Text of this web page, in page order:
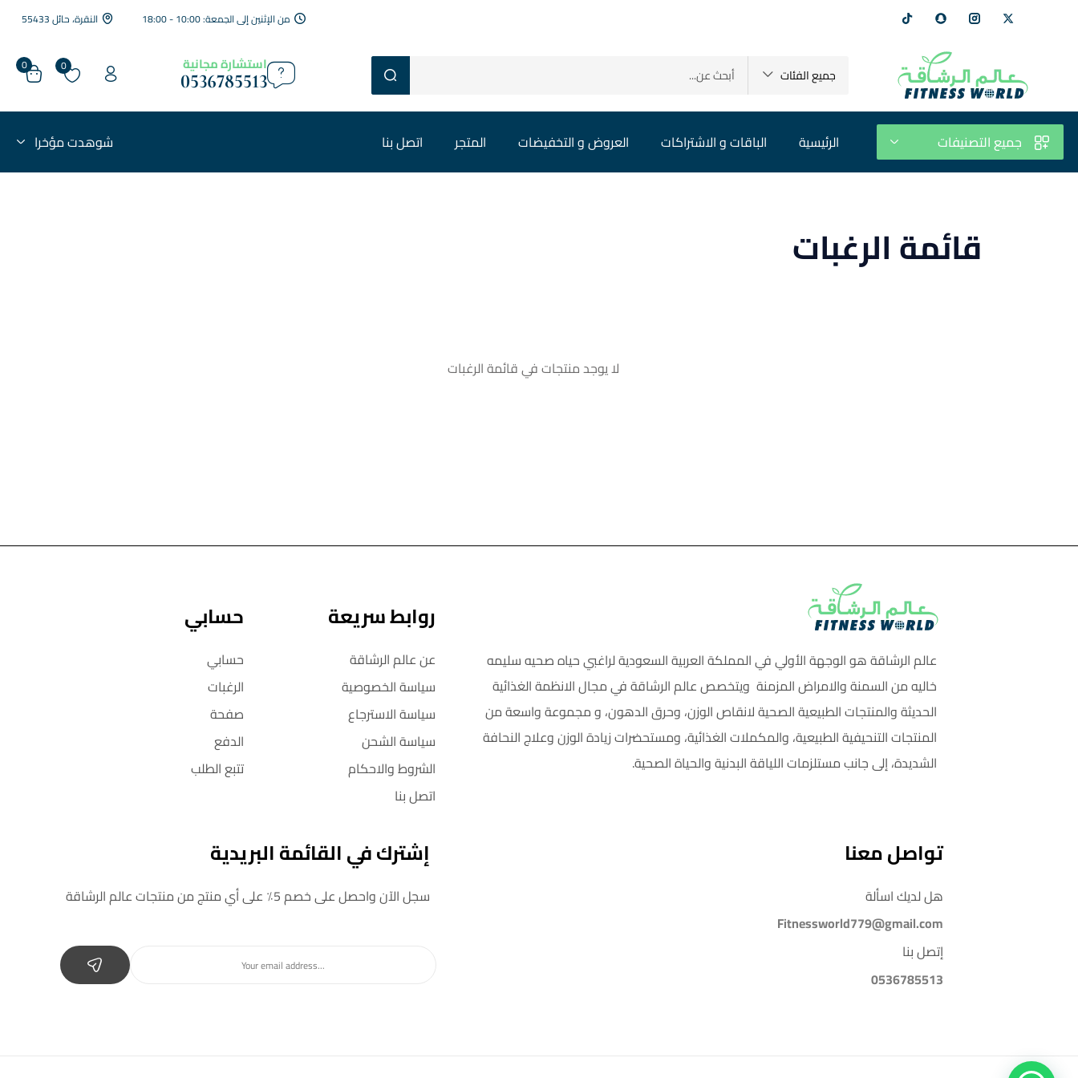
من الإثنين إلى الجمعة: 10:00 - 18:00 النقرة، حائل 55433
جميع الفئات استشارة مجانية
0536785513
0
0
جميع التصنيفات الرئيسية الباقات و الاشتراكات العروض و التخفيضات المتجر اتصل بنا شوهدت مؤخرا
قائمة الرغبات
لا يوجد منتجات في قائمة الرغبات
عالم الرشاقة هو الوجهة الأولي في المملكة العربية السعودية لراغبي حياه صحيه سليمه
خاليه من السمنة والامراض المزمنة ويتخصص عالم الرشاقة في مجال الانظمة الغذائية
الحديثة والمنتجات الطبيعية الصحية لانقاص الوزن، وحرق الدهون، و مجموعة واسعة من
المنتجات التنحيفية الطبيعية، والمكملات الغذائية، ومستحضرات زيادة الوزن وعلاج النحافة
الشديدة، إلى جانب مستلزمات اللياقة البدنية والحياة الصحية.
روابط سريعة
عن عالم الرشاقة
سياسة الخصوصية
سياسة الاسترجاع
سياسة الشحن
الشروط والاحكام
اتصل بنا
حسابي
حسابي
الرغبات
صفحة
الدفع
تتبع الطلب
تواصل معنا
هل لديك اسألة
Fitnessworld779@gmail.com
إتصل بنا
0536785513
إشترك في القائمة البريدية
سجل الآن واحصل على خصم 5٪ على أي منتج من منتجات عالم الرشاقة